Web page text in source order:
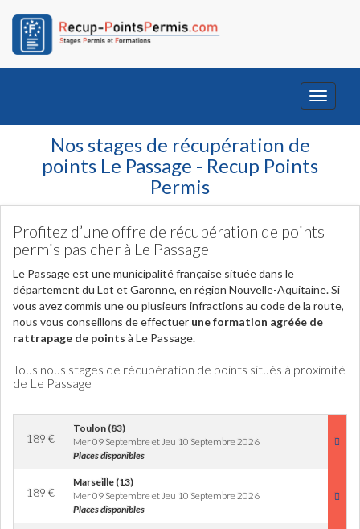
Toggle
Nos stages de récupération de
points Le Passage - Recup Points
Permis
Profitez d’une offre de récupération de points
permis pas cher à Le Passage
Le Passage est une municipalité française située dans le
département du Lot et Garonne, en région Nouvelle-Aquitaine. Si
vous avez commis une ou plusieurs infractions au code de la route,
nous vous conseillons de effectuer une formation agréée de
rattrapage de points à Le Passage.
Tous nous stages de récupération de points situés à proximité
de Le Passage
189 €
Toulon (83)
Mer 09 Septembre et Jeu 10 Septembre 2026
Places disponibles
189 €
Marseille (13)
Mer 09 Septembre et Jeu 10 Septembre 2026
Places disponibles